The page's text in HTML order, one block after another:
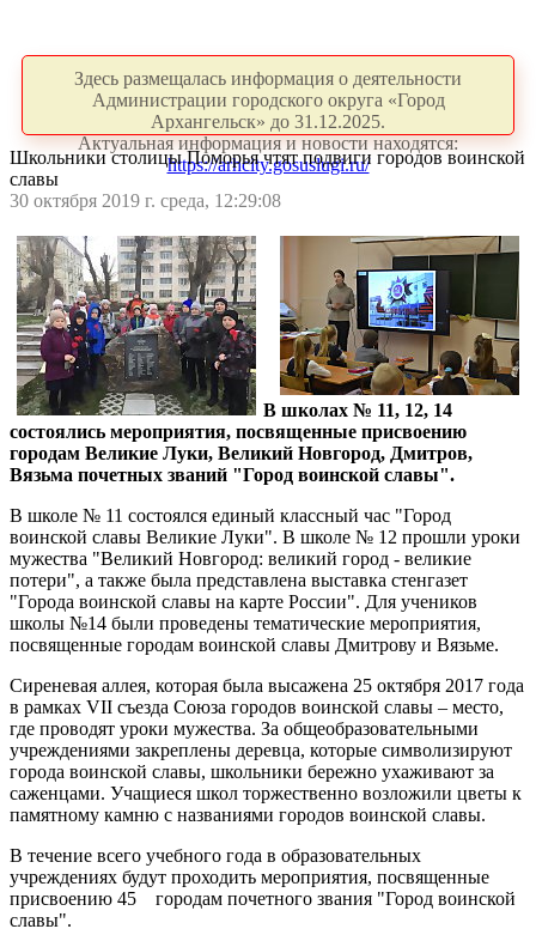
Здесь размещалась информация о деятельности
Администрации городского округа «Город
Архангельск» до 31.12.2025.
Актуальная информация и новости находятся:
https://arhcity.gosuslugi.ru/
Школьники столицы Поморья чтят подвиги городов воинской
славы
30 октября 2019 г. среда, 12:29:08
В школах № 11, 12, 14
состоялись мероприятия, посвященные присвоению
городам Великие Луки, Великий Новгород, Дмитров,
Вязьма почетных званий "Город воинской славы".
В школе № 11 состоялся единый классный час "Город
воинской славы Великие Луки". В школе № 12 прошли уроки
мужества "Великий Новгород: великий город - великие
потери", а также была представлена выставка стенгазет
"Города воинской славы на карте России". Для учеников
школы №14 были проведены тематические мероприятия,
посвященные городам воинской славы Дмитрову и Вязьме.
Сиреневая аллея, которая была высажена 25 октября 2017 года
в рамках VII съезда Союза городов воинской славы – место,
где проводят уроки мужества. За общеобразовательными
учреждениями закреплены деревца, которые символизируют
города воинской славы, школьники бережно ухаживают за
саженцами. Учащиеся школ торжественно возложили цветы к
памятному камню с названиями городов воинской славы.
В течение всего учебного года в образовательных
учреждениях будут проходить мероприятия, посвященные
присвоению 45 городам почетного звания "Город воинской
славы".